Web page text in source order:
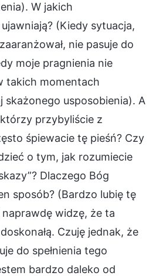
W jakich
(Kiedy sytuacja,
nie pasuje do
moje pragnienia nie
takich momentach
skażonego usposobienia). A
przybyliście z
śpiewacie tę pieśń? Czy
o tym, jak rozumiecie
Dlaczego Bóg
sposób? (Bardzo lubię tę
widzę, że ta
Czuję jednak, że
do spełnienia tego
bardzo daleko od